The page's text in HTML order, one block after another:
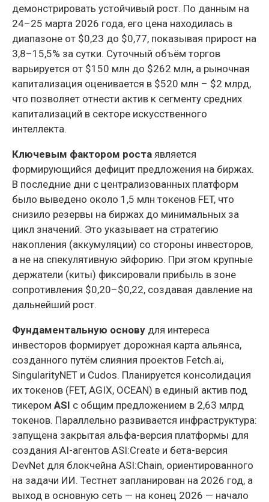
демонстрировать устойчивый рост. По данным на
24–25 марта 2026 года, его цена находилась в
диапазоне от $0,23 до $0,77, показывая прирост на
3,8–15,5% за сутки. Суточный объём торгов
варьируется от $150 млн до $262 млн, а рыночная
капитализация оценивается в $520 млн – $2 млрд,
что позволяет отнести актив к сегменту средних
капитализаций в секторе искусственного
интеллекта.
Ключевым фактором роста является
формирующийся дефицит предложения на биржах.
В последние дни с централизованных платформ
было выведено около 1,5 млн токенов FET, что
снизило резервы на биржах до минимальных за
цикл значений. Это указывает на стратегию
накопления (аккумуляции) со стороны инвесторов,
а не на спекулятивную эйфорию. При этом крупные
держатели (киты) фиксировали прибыль в зоне
сопротивления $0,20–$0,22, создавая давление на
дальнейший рост.
Фундаментальную основу для интереса
инвесторов формирует дорожная карта альянса,
созданного путём слияния проектов Fetch.ai,
SingularityNET и Cudos. Планируется консолидация
их токенов (FET, AGIX, OCEAN) в единый актив под
тикером ASI с общим предложением в 2,63 млрд
токенов. Параллельно развивается инфраструктура:
запущена закрытая альфа-версия платформы для
создания AI-агентов ASI:Create и бета-версия
DevNet для блокчейна ASI:Chain, ориентированного
на задачи ИИ. Тестнет запланирован на 2026 год, а
выход в основную сеть — на конец 2026 — начало